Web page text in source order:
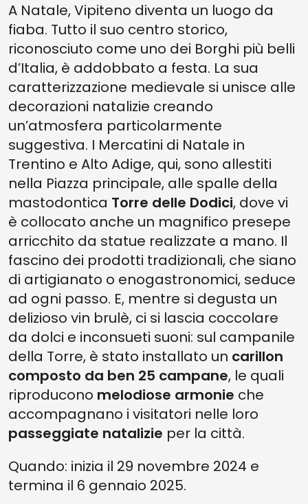
A Natale, Vipiteno diventa un luogo da
fiaba. Tutto il suo centro storico,
riconosciuto come uno dei Borghi più belli
d’Italia, è addobbato a festa. La sua
caratterizzazione medievale si unisce alle
decorazioni natalizie creando
un’atmosfera particolarmente
suggestiva. I Mercatini di Natale in
Trentino e Alto Adige, qui, sono allestiti
nella Piazza principale, alle spalle della
mastodontica Torre delle Dodici, dove vi
è collocato anche un magnifico presepe
arricchito da statue realizzate a mano. Il
fascino dei prodotti tradizionali, che siano
di artigianato o enogastronomici, seduce
ad ogni passo. E, mentre si degusta un
delizioso vin brulè, ci si lascia coccolare
da dolci e inconsueti suoni: sul campanile
della Torre, è stato installato un carillon
composto da ben 25 campane, le quali
riproducono melodiose armonie che
accompagnano i visitatori nelle loro
passeggiate natalizie per la città.
Quando: inizia il 29 novembre 2024 e
termina il 6 gennaio 2025.